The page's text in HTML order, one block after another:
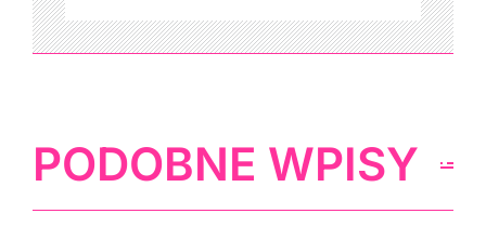
PODOBNE WPISY